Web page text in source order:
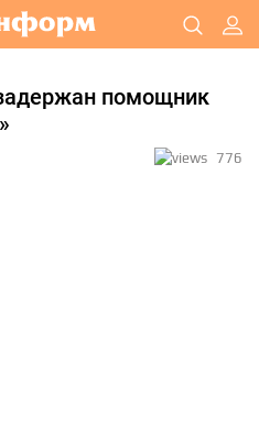
помощник
776